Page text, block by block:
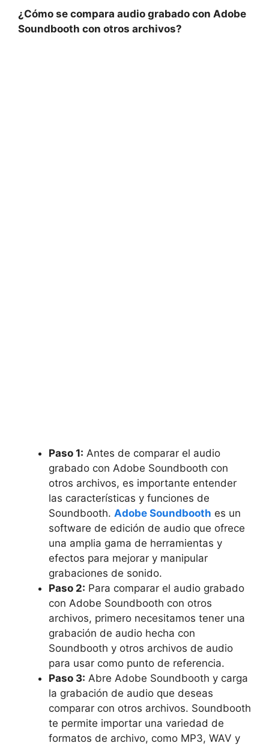
¿Cómo se compara audio grabado ‍con ‍Adobe​
Soundbooth‍ con otros archivos?
Paso 1: Antes de comparar el⁢ audio
grabado con Adobe‌ Soundbooth⁤ con
otros archivos, es ⁣importante entender
las características y funciones de
Soundbooth.‌ Adobe Soundbooth es un
software de edición de audio que ⁤ofrece
una amplia ⁣gama de ⁢herramientas y⁣
efectos para mejorar y manipular
‍grabaciones de sonido.
Paso​ 2: Para comparar ⁤el audio grabado
⁣con Adobe Soundbooth con otros
archivos, primero necesitamos tener una
grabación de audio hecha con
Soundbooth y otros archivos de⁣ audio
para usar como punto⁣ de referencia.⁤
Paso 3: Abre Adobe Soundbooth y carga
la‌ grabación de audio que deseas
comparar con otros archivos.​ Soundbooth
te⁤ permite importar una variedad de
formatos de archivo,⁤ como MP3, WAV y